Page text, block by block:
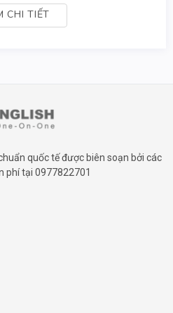
CHI TIẾT
quốc tế được biên soạn bởi các
phí tại 0977822701